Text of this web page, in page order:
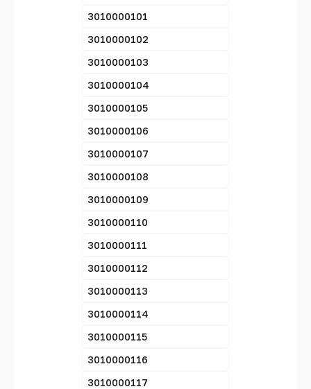
3010000101
3010000102
3010000103
3010000104
3010000105
3010000106
3010000107
3010000108
3010000109
3010000110
3010000111
3010000112
3010000113
3010000114
3010000115
3010000116
3010000117